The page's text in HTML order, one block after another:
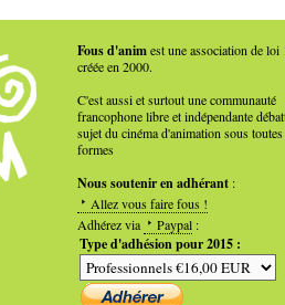
Fous d'animest une association de loi
créée en 2000.
C'est aussi et surtout une communauté
francophone libre et indépendante
sujet du cinéma d'animation sous toutes
formes
Nous soutenir en adhérant :
Allez vous faire fous !
Adhérez via
Paypal :
Type d'adhésion pour 2015 :